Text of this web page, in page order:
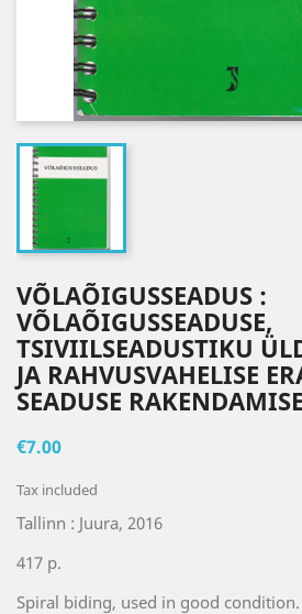
VÕLAÕIGUSSEADUS :
VÕLAÕIGUSSEADUSE,
TSIVIILSEADUSTIKU
JA RAHVUSVAHELISE
SEADUSE
€7.00
Tax included
Tallinn : Juura, 2016
417 p.
Spiral biding, used in good